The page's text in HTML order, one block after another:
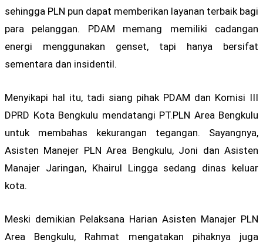
sehingga PLN pun dapat memberikan layanan terbaik bagi
para pelanggan. PDAM memang memiliki cadangan
energi menggunakan genset, tapi hanya bersifat
sementara dan insidentil.
Menyikapi hal itu, tadi siang pihak PDAM dan Komisi III
DPRD Kota Bengkulu mendatangi PT.PLN Area Bengkulu
untuk membahas kekurangan tegangan. Sayangnya,
Asisten Manejer PLN Area Bengkulu, Joni dan Asisten
Manajer Jaringan, Khairul Lingga sedang dinas keluar
kota.
Meski demikian Pelaksana Harian Asisten Manajer PLN
Area Bengkulu, Rahmat mengatakan pihaknya juga